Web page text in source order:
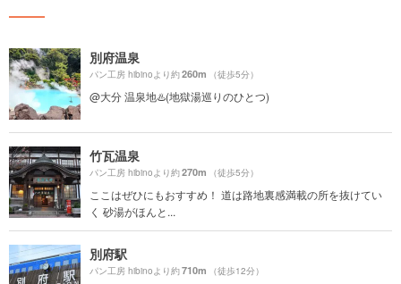
別府温泉
パン工房 hibinoより約260m （徒歩5分）
@大分 温泉地♨️(地獄湯巡りのひとつ)
竹瓦温泉
パン工房 hibinoより約270m （徒歩5分）
ここはぜひにもおすすめ！ 道は路地裏感満載の所を抜けてい
く 砂湯がほんと...
別府駅
パン工房 hibinoより約710m （徒歩12分）